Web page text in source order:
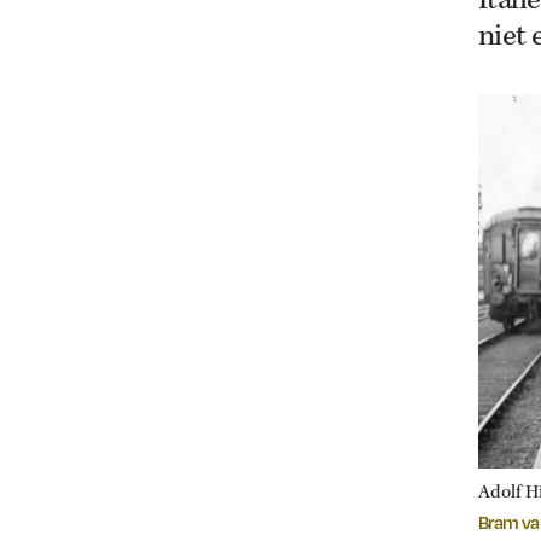
niet
Adolf
Bram